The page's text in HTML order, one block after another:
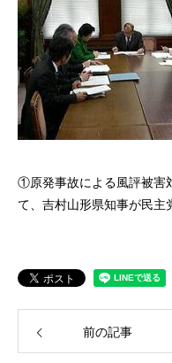
①原発事故による風評被害
て、吉村山形県知事が民主
前の記事